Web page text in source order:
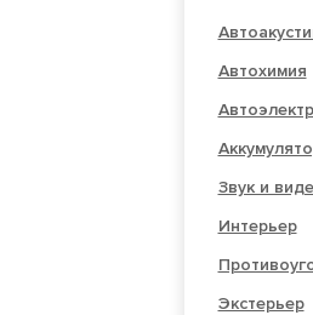
Автохимия
Звук и
Интерьер
Экстерьер